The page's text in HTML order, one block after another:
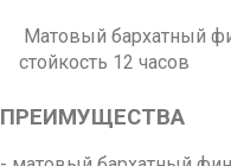
Матовый бархатный
стойкость 12 часов
ПРЕИМУЩЕСТВА